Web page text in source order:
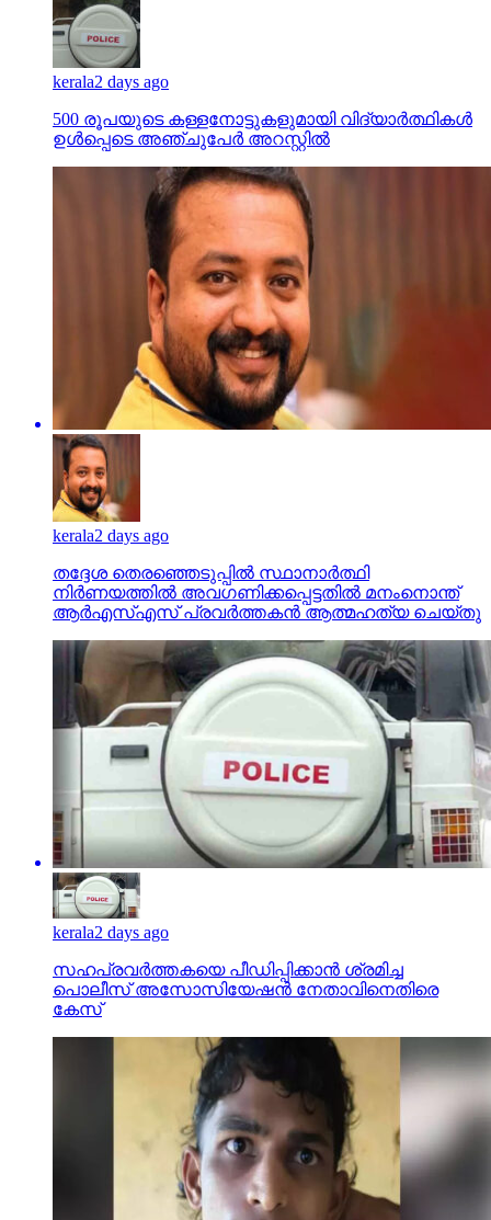
kerala2 days ago
500 രൂപയുടെ കള്ളനോട്ടുകളുമായി വിദ്യാര്‍ത്ഥികള്‍
ഉള്‍പ്പെടെ അഞ്ചുപേര്‍ അറസ്റ്റില്‍
kerala2 days ago
തദ്ദേശ തെരഞ്ഞെടുപ്പില്‍ സ്ഥാനാര്‍ത്ഥി
നിര്‍ണയത്തില്‍ അവഗണിക്കപ്പെട്ടതില്‍ മനംനൊന്ത്
ആര്‍എസ്എസ് പ്രവര്‍ത്തകന്‍ ആത്മഹത്യ ചെയ്തു
kerala2 days ago
സഹപ്രവര്‍ത്തകയെ പീഡിപ്പിക്കാന്‍ ശ്രമിച്ച
പൊലീസ് അസോസിയേഷന്‍ നേതാവിനെതിരെ
കേസ്